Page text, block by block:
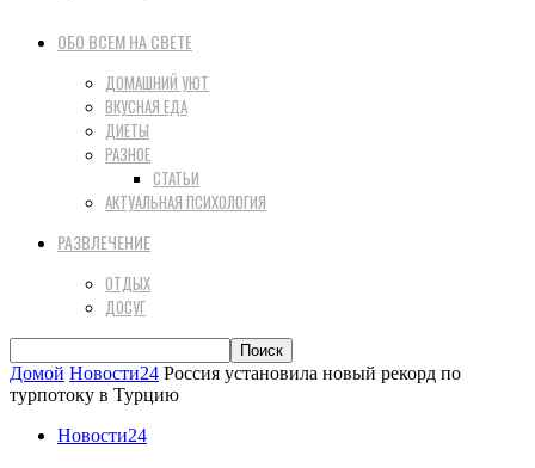
ОБО ВСЕМ НА СВЕТЕ
ДОМАШНИЙ УЮТ
ВКУСНАЯ ЕДА
ДИЕТЫ
РАЗНОЕ
СТАТЬИ
АКТУАЛЬНАЯ ПСИХОЛОГИЯ
РАЗВЛЕЧЕНИЕ
ОТДЫХ
ДОСУГ
Домой Новости24 Россия установила новый рекорд по
турпотоку в Турцию
Новости24